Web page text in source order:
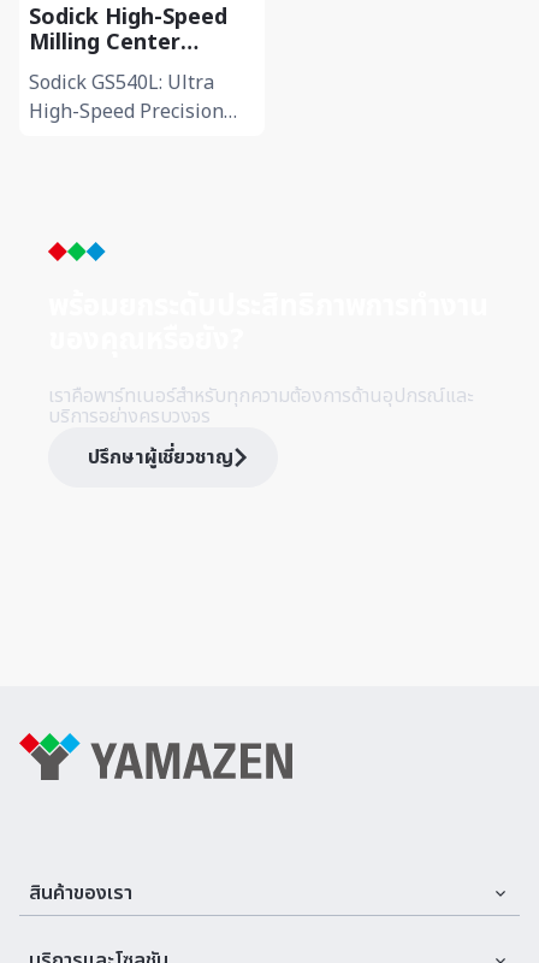
Sodick High-Speed
Milling Center
GS540L
Sodick GS540L: Ultra
High-Speed Precision
เราคือพาร์ทเนอร์สำหรับทุกความต้องการด้านอุปกรณ์และ
บริการอย่างครบวงจร
ปรึกษาผู้เชี่ยวชาญ
สินค้าของเรา
Assemble Machines & Tools